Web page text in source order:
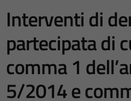
Interventi di
partecipata di
comma 1
5/2014 e